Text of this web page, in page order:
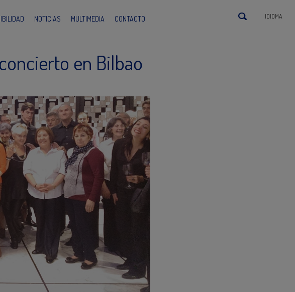
NOTICIAS MULTIMEDIA CONTACTO IDIOMA
en Bilbao